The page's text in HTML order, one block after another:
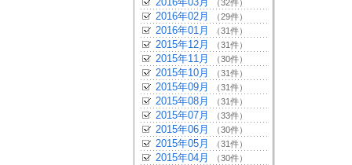
（32件）
2016年02月 （29件）
2016年01月 （31件）
2015年12月 （31件）
2015年11月 （30件）
2015年10月 （31件）
2015年09月 （31件）
2015年08月 （31件）
2015年07月 （33件）
2015年06月 （30件）
2015年05月 （31件）
2015年04月 （30件）